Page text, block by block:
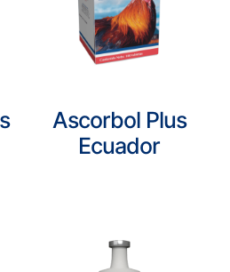
Ascorbol Plus
Ecuador